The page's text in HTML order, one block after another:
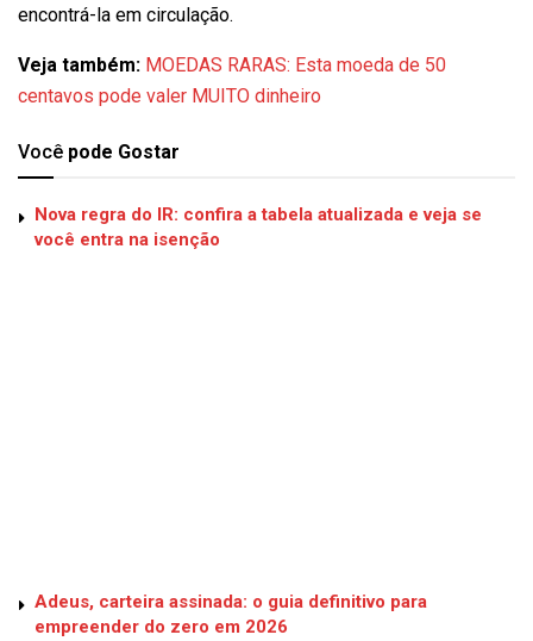
encontrá-la em circulação.
Veja também: MOEDAS RARAS: Esta moeda de 50
centavos pode valer MUITO dinheiro
Você pode Gostar
Nova regra do IR: confira a tabela atualizada e veja se
você entra na isenção
Adeus, carteira assinada: o guia definitivo para
empreender do zero em 2026